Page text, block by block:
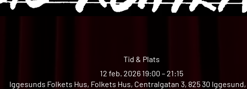
Tid & Plats
12 feb. 2026 19:00 – 21:15
Iggesunds Folkets Hus, Folkets Hus, Centralgatan 3, 825 30